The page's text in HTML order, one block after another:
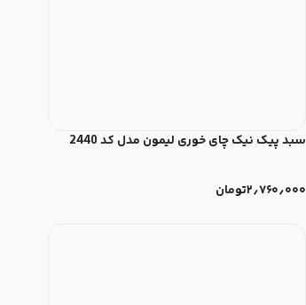
سبد پیک نیک چای خوری لیمون مدل کد 2440
۲٫۷۶۰٫۰۰۰تومان